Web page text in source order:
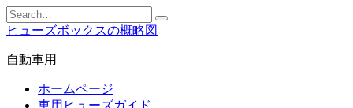
Skip
to
content
Search
for:
ヒューズボックスの概略図
自動車用
ホームページ
車用ヒューズガイド